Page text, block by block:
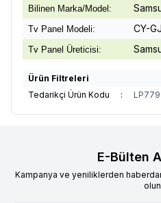
Bilinen Marka/Model:
Tv Panel Modeli: CY-
Tv Panel Üreticisi:
Ürün Filtreleri
Tedarikçi Ürün Kodu
:
E-Bülten
Kampanya ve yeniliklerden